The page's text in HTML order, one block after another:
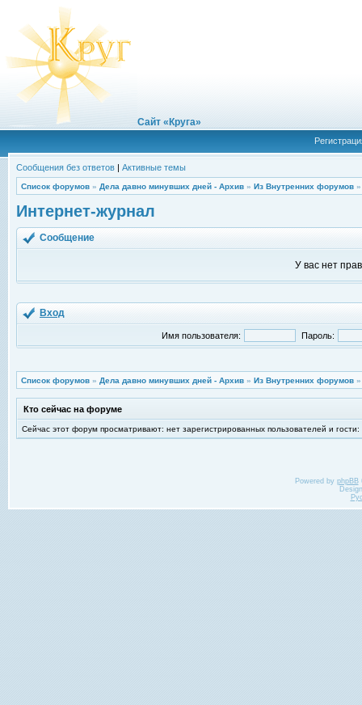
Сайт «Круга»
Сообщения без ответов | Активные темы
Список форумов » Дела давно минувших дней - Архив » Из Внутренних форумов
Интернет-журнал
Сообщение
У вас нет
Вход
Имя пользователя: Пароль:
Список форумов » Дела давно минувших дней - Архив » Из Внутренних форумов
Кто сейчас на форуме
Сейчас этот форум просматривают: нет зарегистрированных пользователей и гости:
Powered by phpBB